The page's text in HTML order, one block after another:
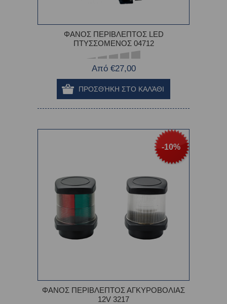
ΦΑΝΟΣ ΠΕΡΙΒΛΕΠΤΟΣ LED
ΠΤΥΣΣΟΜΕΝΟΣ 04712
Από €27,00
-10%
ΦΑΝΟΣ ΠΕΡΙΒΛΕΠΤΟΣ ΑΓΚΥΡΟΒΟΛΙΑΣ
12V 3217